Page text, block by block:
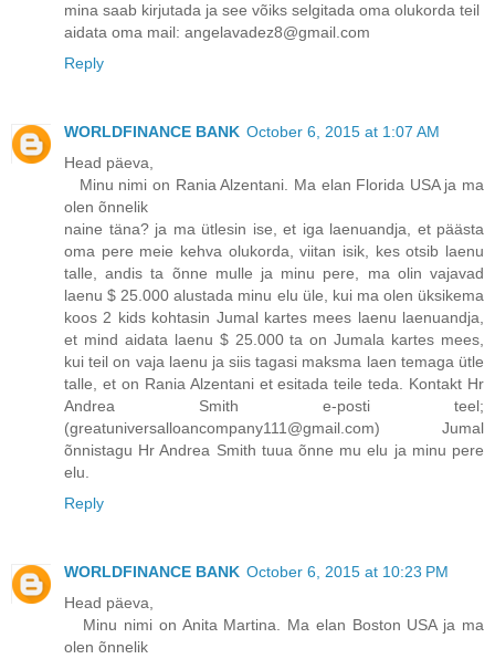
mina saab kirjutada ja see võiks selgitada oma olukorda teil
aidata oma mail: angelavadez8@gmail.com
Reply
WORLDFINANCE BANK October 6, 2015 at 1:07 AM
Head päeva,
Minu nimi on Rania Alzentani. Ma elan Florida USA ja ma
olen õnnelik
naine täna? ja ma ütlesin ise, et iga laenuandja, et päästa
oma pere meie kehva olukorda, viitan isik, kes otsib laenu
talle, andis ta õnne mulle ja minu pere, ma olin vajavad
laenu $ 25.000 alustada minu elu üle, kui ma olen üksikema
koos 2 kids kohtasin Jumal kartes mees laenu laenuandja,
et mind aidata laenu $ 25.000 ta on Jumala kartes mees,
kui teil on vaja laenu ja siis tagasi maksma laen temaga ütle
talle, et on Rania Alzentani et esitada teile teda. Kontakt Hr
Andrea Smith e-posti teel;
(greatuniversalloancompany111@gmail.com) Jumal
õnnistagu Hr Andrea Smith tuua õnne mu elu ja minu pere
elu.
Reply
WORLDFINANCE BANK October 6, 2015 at 10:23 PM
Head päeva,
Minu nimi on Anita Martina. Ma elan Boston USA ja ma
olen õnnelik